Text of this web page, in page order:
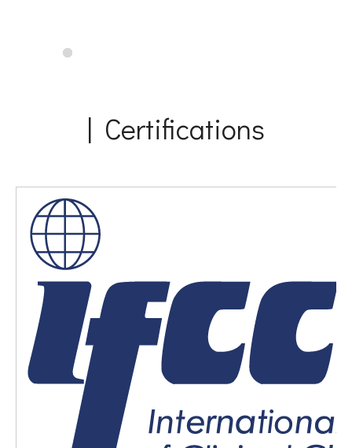
| Certifications